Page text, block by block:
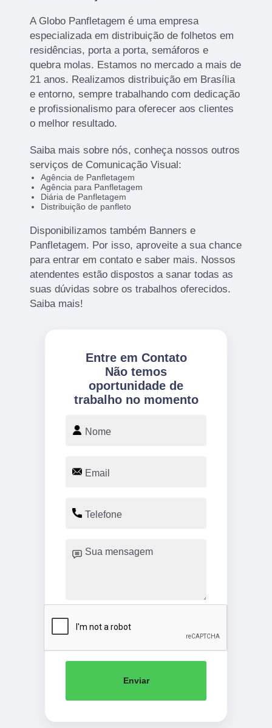
A Globo Panfletagem é uma empresa
especializada em distribuição de folhetos em
residências, porta a porta, semáforos e
quebra molas. Estamos no mercado a mais de
21 anos. Realizamos distribuição em Brasília
e entorno, sempre trabalhando com dedicação
e profissionalismo para oferecer aos clientes
o melhor resultado.
Saiba mais sobre nós, conheça nossos outros
serviços de Comunicação Visual:
Agência de Panfletagem
Agência para Panfletagem
Diária de Panfletagem
Distribuição de panfleto
Disponibilizamos também Banners e
Panfletagem. Por isso, aproveite a sua chance
para entrar em contato e saber mais. Nossos
atendentes estão dispostos a sanar todas as
suas dúvidas sobre os trabalhos oferecidos.
Saiba mais!
Entre em Contato
Não temos
oportunidade de
trabalho no momento
Enviar